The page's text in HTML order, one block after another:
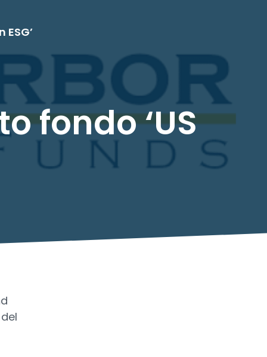
fondo ‘US